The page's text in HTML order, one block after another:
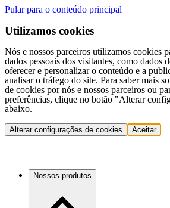
Pular para o conteúdo principal
Utilizamos cookies
Nós e nossos parceiros utilizamos cookies
dados pessoais dos visitantes, como dados
oferecer e personalizar o conteúdo e a
analisar o tráfego do site. Para saber mais
de cookies por nós e nossos parceiros ou
preferências, clique no botão "Alterar
abaixo.
Alterar configurações de cookies Aceitar
Nossos produtos